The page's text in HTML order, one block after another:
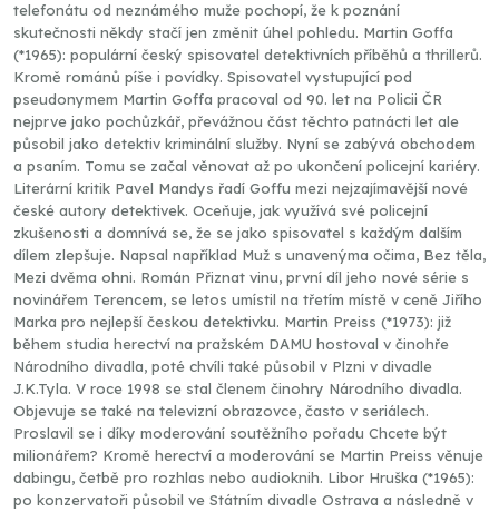
telefonátu od neznámého muže pochopí, že k poznání
skutečnosti někdy stačí jen změnit úhel pohledu. Martin Goffa
(*1965): populární český spisovatel detektivních příběhů a thrillerů.
Kromě románů píše i povídky. Spisovatel vystupující pod
pseudonymem Martin Goffa pracoval od 90. let na Policii ČR
nejprve jako pochůzkář, převážnou část těchto patnácti let ale
působil jako detektiv kriminální služby. Nyní se zabývá obchodem
a psaním. Tomu se začal věnovat až po ukončení policejní kariéry.
Literární kritik Pavel Mandys řadí Goffu mezi nejzajímavější nové
české autory detektivek. Oceňuje, jak využívá své policejní
zkušenosti a domnívá se, že se jako spisovatel s každým dalším
dílem zlepšuje. Napsal například Muž s unavenýma očima, Bez těla,
Mezi dvěma ohni. Román Přiznat vinu, první díl jeho nové série s
novinářem Terencem, se letos umístil na třetím místě v ceně Jiřího
Marka pro nejlepší českou detektivku. Martin Preiss (*1973): již
během studia herectví na pražském DAMU hostoval v činohře
Národního divadla, poté chvíli také působil v Plzni v divadle
J.K.Tyla. V roce 1998 se stal členem činohry Národního divadla.
Objevuje se také na televizní obrazovce, často v seriálech.
Proslavil se i díky moderování soutěžního pořadu Chcete být
milionářem? Kromě herectví a moderování se Martin Preiss věnuje
dabingu, četbě pro rozhlas nebo audioknih. Libor Hruška (*1965):
po konzervatoři působil ve Státním divadle Ostrava a následně v